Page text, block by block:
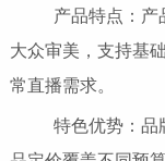
产品特点：产品
大众审美，支持基
常直播需求。
特色优势：品牌